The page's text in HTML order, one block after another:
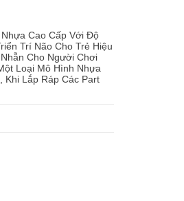
Cao Cấp Với Độ
Trí Não Cho Trẻ Hiệu
Cho Người Chơi
Loại Mô Hình Nhựa
Khi Lắp Ráp Các Part